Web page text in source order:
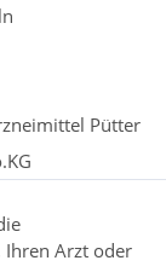
Pütter
Ihren Arzt oder